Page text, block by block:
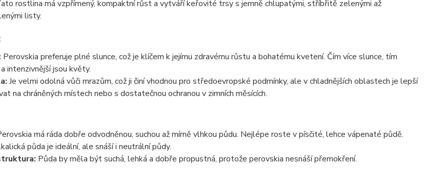
rostlina má vzpřímený, kompaktní růst a vytváří keřovité trsy s jemně chlupatými, stříbřitě zelenými až
listy.
Perovskia preferuje plné slunce, což je klíčem k jejímu zdravému růstu a bohatému kvetení. Čím více slunce, tím
intenzivnější jsou květy.
Je velmi odolná vůči mrazům, což ji činí vhodnou pro středoevropské podmínky, ale v chladnějších oblastech je lepší
na chráněných místech nebo s dostatečnou ochranou v zimních měsících.
má ráda dobře odvodněnou, suchou až mírně vlhkou půdu. Nejlépe roste v písčité, lehce vápenaté půdě.
půda je ideální, ale snáší i neutrální půdy.
Půda by měla být suchá, lehká a dobře propustná, protože perovskia nesnáší přemokření.